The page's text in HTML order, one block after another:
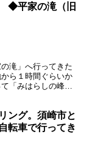
◆平家の滝（旧
滝」へ行ってきた
ら１時間ぐらいか
「みはらしの峰」
ング。須崎市と
転車で行ってき